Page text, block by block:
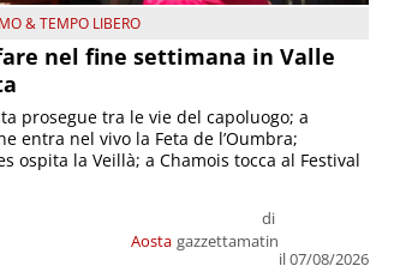
& TEMPO LIBERO
nel fine settimana in Valle
Aosta
di
gazzettamatin
il 07/08/2026
prosegue tra le vie del capoluogo; a
entra nel vivo la Feta de l’Oumbra;
ospita la Veillà; a Chamois tocca al Festival